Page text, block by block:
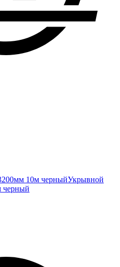
10м черныйУкрывной
черный